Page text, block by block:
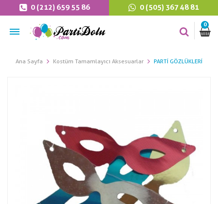
0 (212) 659 55 86 0 (505) 367 48 81
0
Ana Sayfa Kostüm Tamamlayıcı Aksesuarlar PARTI GÖZLÜKLERI